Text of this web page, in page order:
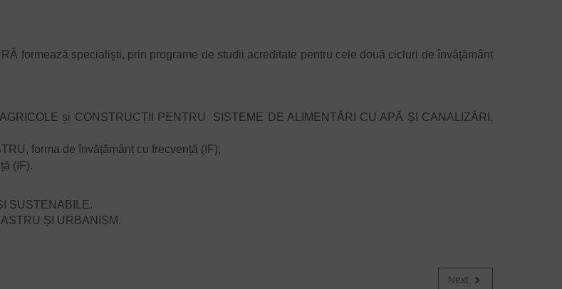
formează specialişti, prin programe de studii acreditate pentru cele două cicluri de învăţământ
și CONSTRUCȚII PENTRU SISTEME DE ALIMENTĂRI CU APĂ ȘI CANALIZĂRI,
forma de învățământ cu frecvență (IF);
(IF).
SUSTENABILE.
ȘI URBANISM.
Next